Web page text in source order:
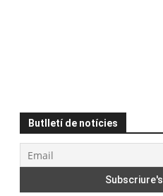
Butlletí de notícies